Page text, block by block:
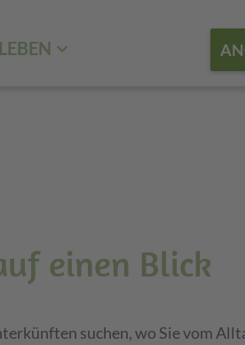
einen Blick
suchen, wo Sie vom